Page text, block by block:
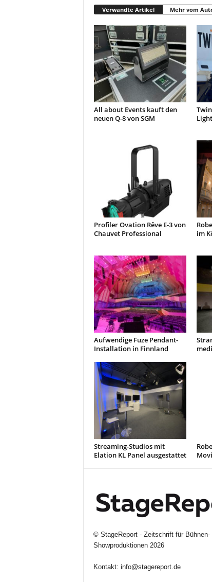
Verwandte Artikel Mehr vom
All about Events kauft den
neuen Q-8 von SGM
Profiler Ovation Rêve E-3 von
Chauvet Professional
im
Aufwendige Fuze Pendant-
Installation in Finnland
Streaming-Studios mit
Elation KL Panel ausgestattet
© StageReport - Zeitschrift für Bühnen-
Showproduktionen2026
Kontakt: info@stagereport.de